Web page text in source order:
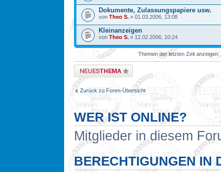
Dokumente, Zulassungspapiere usw.
von Theo S. » 01.03.2006, 13:08
Kleinanzeigen
von Theo S. » 12.02.2006, 10:24
Themen der letzten Zeit anzeigen:
Neues Thema erstellen
Zurück zu Foren-Übersicht
WER IST ONLINE?
Mitglieder in diesem
BERECHTIGUNGEN IN